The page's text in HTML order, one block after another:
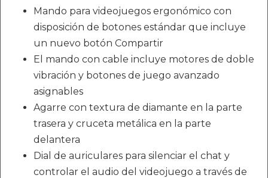
Mando para videojuegos ergonómico con
disposición de botones estándar que incluye
un nuevo botón Compartir
El mando con cable incluye motores de doble
vibración y botones de juego avanzado
asignables
Agarre con textura de diamante en la parte
trasera y cruceta metálica en la parte
delantera
Dial de auriculares para silenciar el chat y
controlar el audio del videojuego a través de